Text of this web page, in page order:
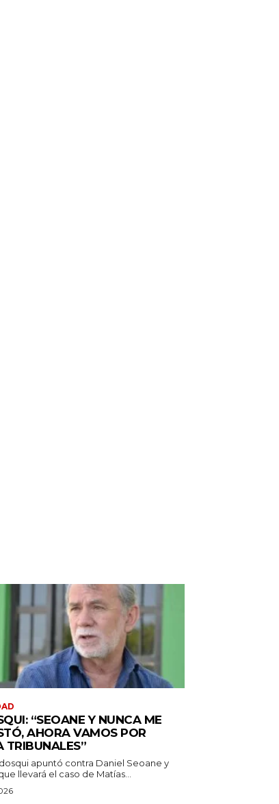
“SEOANE Y NUNCA ME
AHORA VAMOS POR
TRIBUNALES”
apuntó contra Daniel Seoane y
llevará el caso de Matías...